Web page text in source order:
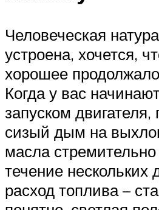
Человеческая
устроена, хочется,
хорошее
Когда у вас
запуском двигателя,
сизый дым на
масла
течение нескольких
расход топлива –